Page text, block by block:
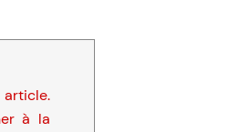
article.
à la